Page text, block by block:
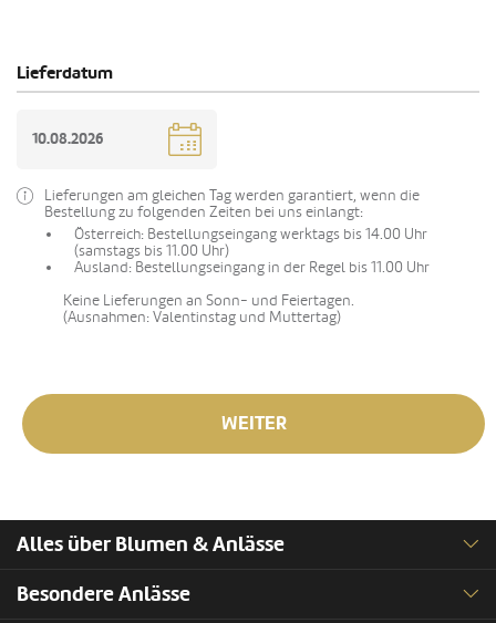
Lieferdatum
Lieferungen am gleichen Tag werden garantiert, wenn die
Bestellung zu folgenden Zeiten bei uns einlangt:
Österreich: Bestellungseingang werktags bis 14.00 Uhr
(samstags bis 11.00 Uhr)
Ausland: Bestellungseingang in der Regel bis 11.00 Uhr
Keine Lieferungen an Sonn- und Feiertagen.
(Ausnahmen: Valentinstag und Muttertag)
WEITER
Alles über Blumen & Anlässe
Besondere Anlässe